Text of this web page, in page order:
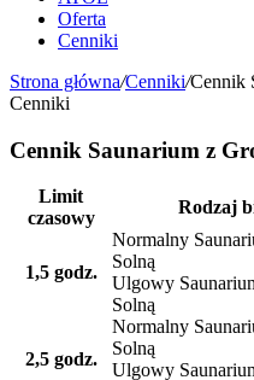
Oferta
Cenniki
Strona główna/Cenniki/Cennik
Cenniki
Cennik Saunarium z
Limit
czasowy
Rodzaj
1,5 godz.
Normalny
Solną
Ulgowy
Solną
2,5 godz.
Normalny
Solną
Ulgowy